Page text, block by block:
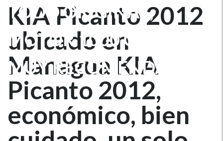
TODO ORIGINAL,
MOTOR 1000 CC, AC.
MUY RECOMENDADO.
KIA Picanto 2012
ubicado en
Managua KIA
Picanto 2012,
económico, bien